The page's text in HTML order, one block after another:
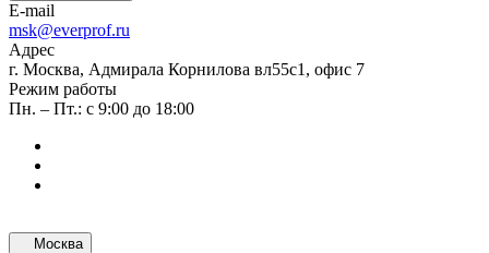
E-mail
msk@everprof.ru
Адрес
г. Москва, Адмирала Корнилова вл55с1, офис 7
Режим работы
Пн. – Пт.: с 9:00 до 18:00
Москва